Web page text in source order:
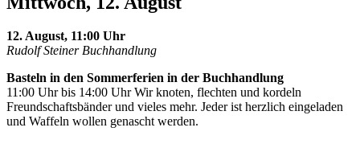
12. August, 11:00 Uhr
Rudolf Steiner Buchhandlung
Basteln in den Sommerferien in der Buchhandlung
11:00 Uhr bis 14:00 Uhr Wir knoten, flechten und kordeln
Freundschaftsbänder und vieles mehr. Jeder ist herzlich eingeladen
und Waffeln wollen genascht werden.